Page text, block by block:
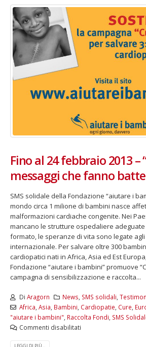
Fino al 24 febbraio 2013 –
messaggi che fanno
SMS solidale della Fondazione “aiutare i
mondo circa 1 milione di bambini nasce
malformazioni cardiache congenite. Nei
mancano le strutture ospedaliere
formato, le speranze di vita sono legate
internazionale. Per salvare oltre 300
cardiopatici nati in Africa, Asia ed Est
Fondazione “aiutare i bambini” promuove
campagna di sensibilizzazione e raccolta...
Di Aragorn News SMS solidali ,
Africa Asia Bambini Cardiopatie Cure
"aiutare i bambini" Raccolta Fondi SMS
Commenti disabilitati
LEGGI DI PIÙ...